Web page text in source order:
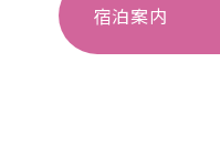
宿泊案内